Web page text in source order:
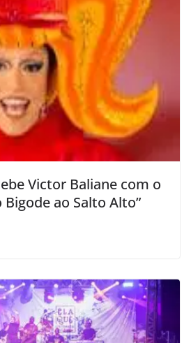
Victor Baliane com o
Bigode ao Salto Alto”